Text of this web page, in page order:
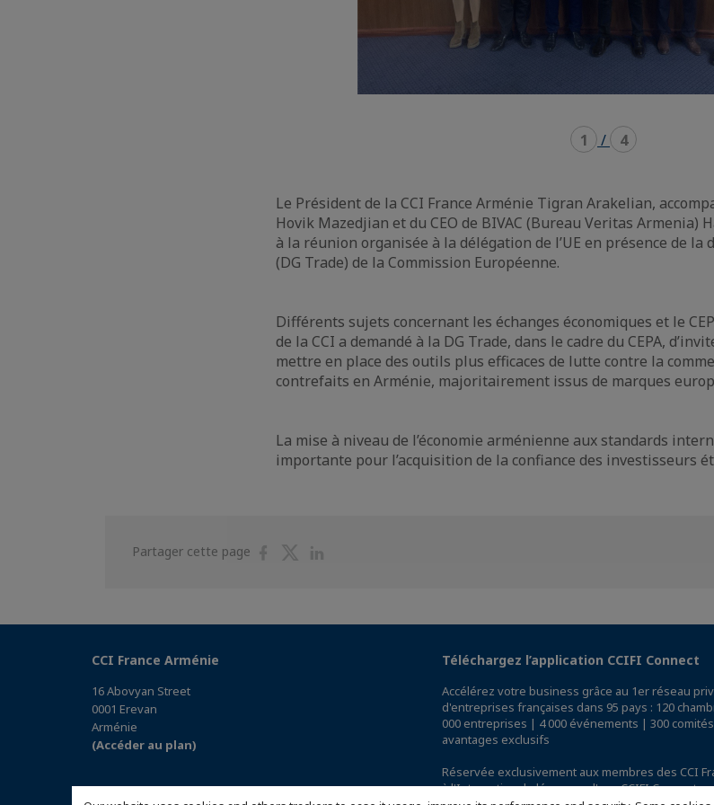
1 / 4
Le Président de la CCI France Arménie Tigran Arakelian,
Hovik Mazedjian et du CEO de BIVAC (Bureau Veritas Armenia)
à la réunion organisée à la délégation de l’UE en présence de la
(DG Trade) de la Commission Européenne.
Différents sujets concernant les échanges économiques et le
de la CCI a demandé à la DG Trade, dans le cadre du CEPA,
mettre en place des outils plus efficaces de lutte contre la
contrefaits en Arménie, majoritairement issus de marques
La mise à niveau de l’économie arménienne aux standards
importante pour l’acquisition de la confiance des investisseurs
Partager cette page
PartagerPartager
CCI France Arménie
16 Abovyan Street
0001 Erevan
Arménie
(Accéder au plan)
Téléchargez l’application CCIFI Connect
Accélérez votre business grâce au 1er réseau
d'entreprises françaises dans 95 pays : 120
000 entreprises | 4 000 événements | 300
avantages exclusifs
Réservée exclusivement aux membres des CCI
à l'International,découvrez l'app CCIFI Connect.